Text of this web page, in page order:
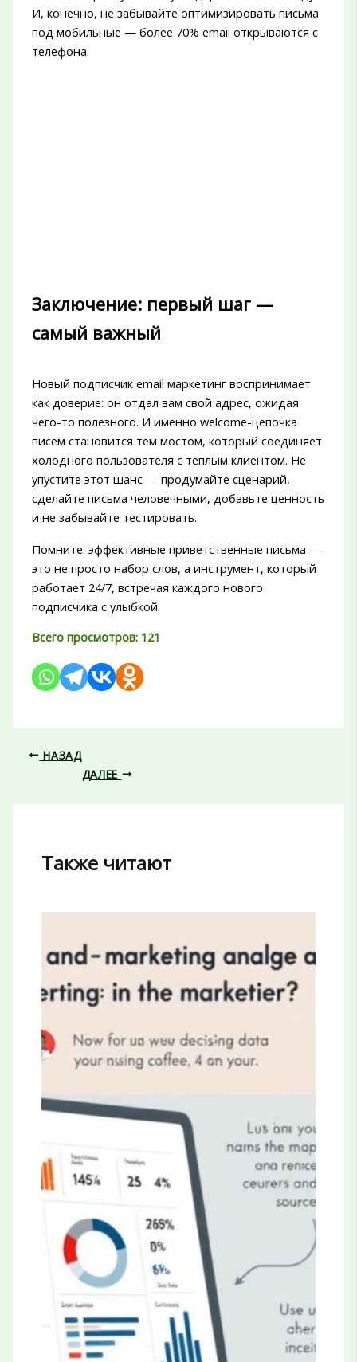
И, конечно, не забывайте оптимизировать письма
под мобильные — более 70% email открываются с
телефона.
Заключение: первый шаг —
самый важный
Новый подписчик email маркетинг воспринимает
как доверие: он отдал вам свой адрес, ожидая
чего-то полезного. И именно welcome-цепочка
писем становится тем мостом, который соединяет
холодного пользователя с теплым клиентом. Не
упустите этот шанс — продумайте сценарий,
сделайте письма человечными, добавьте ценность
и не забывайте тестировать.
Помните: эффективные приветственные письма —
это не просто набор слов, а инструмент, который
работает 24/7, встречая каждого нового
подписчика с улыбкой.
Всего просмотров: 121
НАЗАД
ДАЛЕЕ
Также читают